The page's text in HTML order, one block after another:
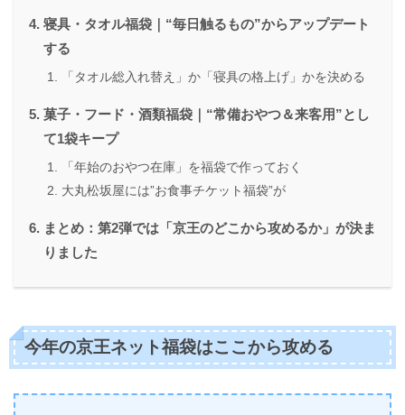
寝具・タオル福袋｜“毎日触るもの”からアップデート
する
「タオル総入れ替え」か「寝具の格上げ」かを決める
菓子・フード・酒類福袋｜“常備おやつ＆来客用”とし
て1袋キープ
「年始のおやつ在庫」を福袋で作っておく
大丸松坂屋には”お食事チケット福袋”が
まとめ：第2弾では「京王のどこから攻めるか」が決ま
りました
今年の京王ネット福袋はここから攻める